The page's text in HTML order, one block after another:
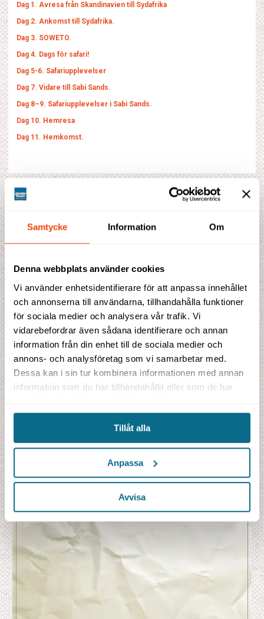
Samtycke Information Om
Denna webbplats använder cookies
Vi använder enhetsidentifierare för att anpassa innehållet
och annonserna till användarna, tillhandahålla funktioner
för sociala medier och analysera vår trafik. Vi
vidarebefordrar även sådana identifierare och annan
information från din enhet till de sociala medier och
annons- och analysföretag som vi samarbetar med.
Dessa kan i sin tur kombinera informationen med annan
information som du har tillhandahållit eller som de har
Tillåt alla
Anpassa
Avvisa
Dag 1. Avresa från Skandinavien till Sydafrika
Dag 2. Ankomst till Sydafrika.
Dag 3. SOWETO.
Dag 4. Dags för safari!
Dag 5-6. Safariupplevelser
Dag 7. Vidare till Sabi Sands.
Dag 8–9. Safariupplevelser i Sabi Sands.
Dag 10. Hemresa
Dag 11. Hemkomst.
Fullständigt program
Prisförslag
Indikationspris
85 150 SEK
inklusive flygskatter och bränsletillägg
8 hotell/lodgenätter
Transporter enligt program Safari och bushvandringar enligt program
Flyg från Skandinavien i ekonomiklass